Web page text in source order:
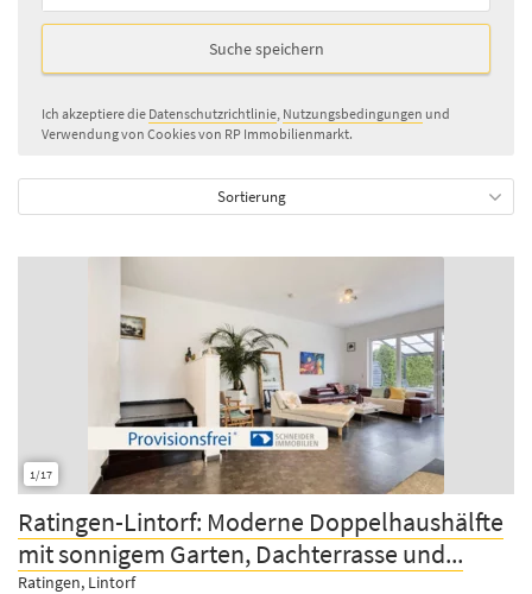
Suche speichern
Ich akzeptiere die Datenschutzrichtlinie, Nutzungsbedingungen und
Verwendung von Cookies von RP Immobilienmarkt.
Sortierung
1/17
Ratingen-Lintorf: Moderne Doppelhaushälfte
mit sonnigem Garten, Dachterrasse und...
Ratingen, Lintorf